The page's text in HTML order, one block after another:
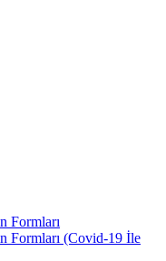
Formları
Formları (Covid-19 İle